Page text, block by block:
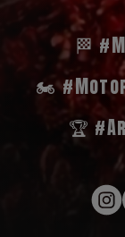
🏁
🏍️
🏆